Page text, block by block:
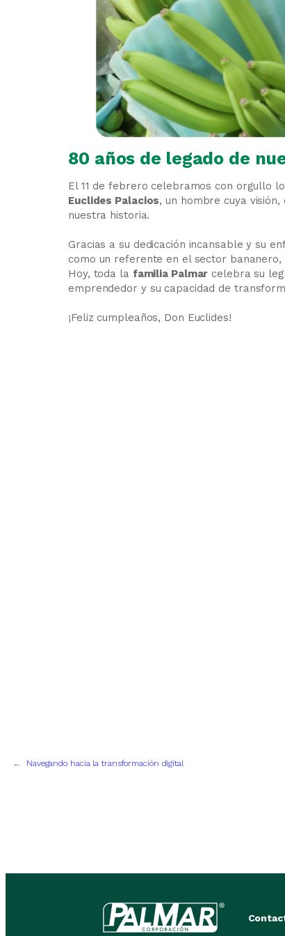
80 años de legado de
El 11 de febrero celebramos con orgullo
Euclides Palacios, un hombre cuya
nuestra historia.
Gracias a su dedicación incansable y su
como un referente en el sector
Hoy, toda la familia Palmar celebra su
emprendedor y su capacidad de
¡Feliz cumpleaños, Don Euclides!
← Navegando hacia la transformación digital